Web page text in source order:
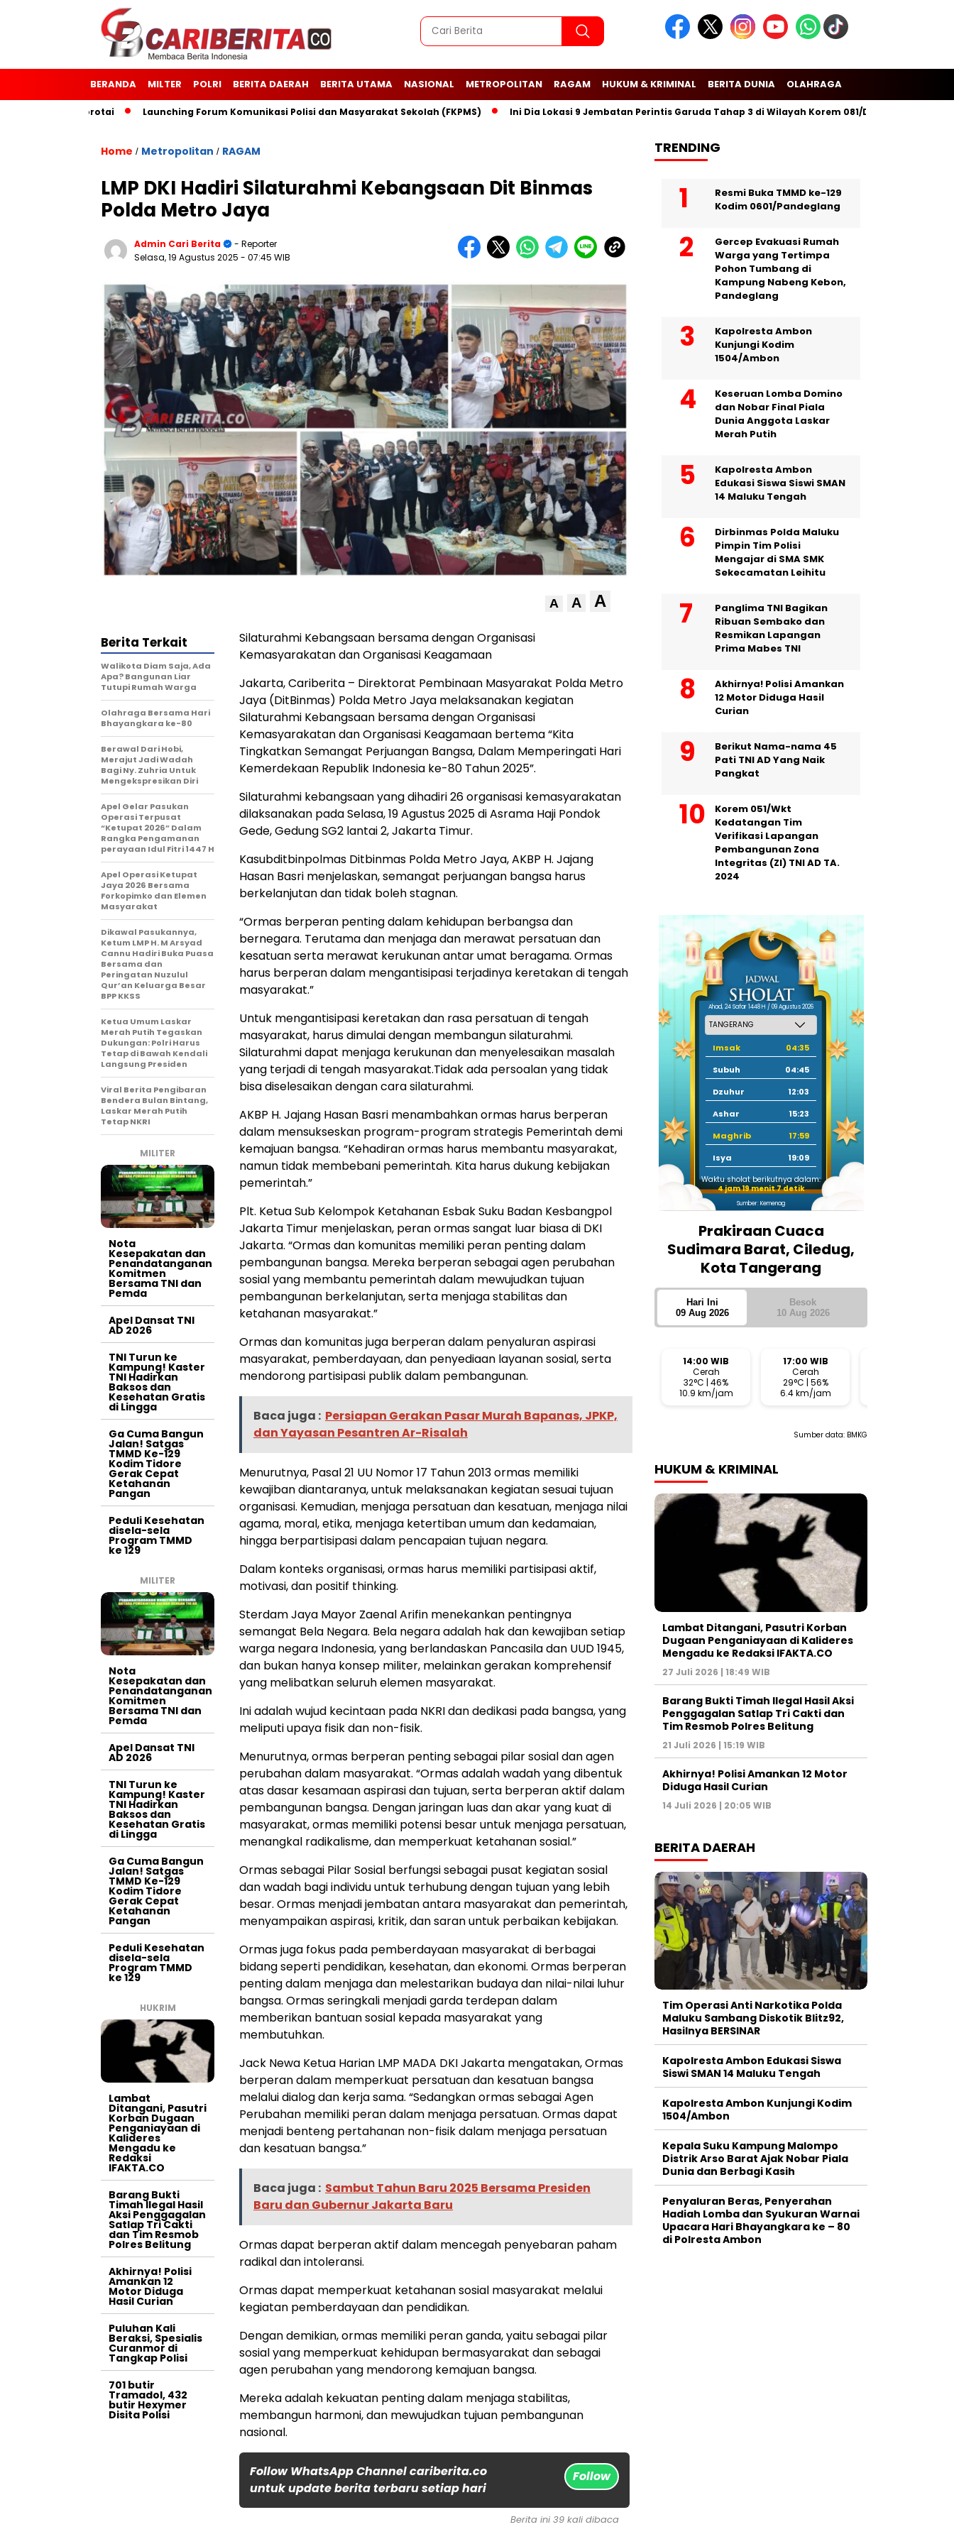
BERANDA MILTER POLRI BERITA DAERAH BERITA UTAMA NASIONAL METROPOLITAN RAGAM HUKUM & KRIMINAL BERITA DUNIA OLAHRAGA
Launching Forum Komunikasi Polisi dan Masyarakat Sekolah (FKPMS) Ini Dia Lokasi 9 Jembatan Perintis Garuda Tahap 3 di Wilayah Korem 081/Dsj Puslitbang Polri
Home / Metropolitan / RAGAM
LMP DKI Hadiri Silaturahmi Kebangsaan Dit Binmas
Polda Metro Jaya
Admin Cari Berita
- Reporter
Selasa, 19 Agustus 2025 - 07:45 WIB
A A A
Silaturahmi Kebangsaan bersama dengan Organisasi
Kemasyarakatan dan Organisasi Keagamaan
Jakarta, Cariberita – Direktorat Pembinaan Masyarakat Polda Metro
Jaya (DitBinmas) Polda Metro Jaya melaksanakan kegiatan
Silaturahmi Kebangsaan bersama dengan Organisasi
Kemasyarakatan dan Organisasi Keagamaan bertema “Kita
Tingkatkan Semangat Perjuangan Bangsa, Dalam Memperingati Hari
Kemerdekaan Republik Indonesia ke-80 Tahun 2025”.
Silaturahmi kebangsaan yang dihadiri 26 organisasi kemasyarakatan
dilaksanakan pada Selasa, 19 Agustus 2025 di Asrama Haji Pondok
Gede, Gedung SG2 lantai 2, Jakarta Timur.
Kasubditbinpolmas Ditbinmas Polda Metro Jaya, AKBP H. Jajang
Hasan Basri menjelaskan, semangat perjuangan bangsa harus
berkelanjutan dan tidak boleh stagnan.
“Ormas berperan penting dalam kehidupan berbangsa dan
bernegara. Terutama dan menjaga dan merawat persatuan dan
kesatuan serta merawat kerukunan antar umat beragama. Ormas
harus berperan dalam mengantisipasi terjadinya keretakan di tengah
masyarakat.”
Untuk mengantisipasi keretakan dan rasa persatuan di tengah
masyarakat, harus dimulai dengan membangun silaturahmi.
Silaturahmi dapat menjaga kerukunan dan menyelesaikan masalah
yang terjadi di tengah masyarakat.Tidak ada persoalan yang tidak
bisa diselesaikan dengan cara silaturahmi.
AKBP H. Jajang Hasan Basri menambahkan ormas harus berperan
dalam mensukseskan program-program strategis Pemerintah demi
kemajuan bangsa. “Kehadiran ormas harus membantu masyarakat,
namun tidak membebani pemerintah. Kita harus dukung kebijakan
pemerintah.”
Plt. Ketua Sub Kelompok Ketahanan Esbak Suku Badan Kesbangpol
Jakarta Timur menjelaskan, peran ormas sangat luar biasa di DKI
Jakarta. “Ormas dan komunitas memiliki peran penting dalam
pembangunan bangsa. Mereka berperan sebagai agen perubahan
sosial yang membantu pemerintah dalam mewujudkan tujuan
pembangunan berkelanjutan, serta menjaga stabilitas dan
ketahanan masyarakat.”
Ormas dan komunitas juga berperan dalam penyaluran aspirasi
masyarakat, pemberdayaan, dan penyediaan layanan sosial, serta
mendorong partisipasi publik dalam pembangunan.
Baca juga : Persiapan Gerakan Pasar Murah Bapanas, JPKP,
dan Yayasan Pesantren Ar-Risalah
Menurutnya, Pasal 21 UU Nomor 17 Tahun 2013 ormas memiliki
kewajiban diantaranya, untuk melaksanakan kegiatan sesuai tujuan
organisasi. Kemudian, menjaga persatuan dan kesatuan, menjaga nilai
agama, moral, etika, menjaga ketertiban umum dan kedamaian,
hingga berpartisipasi dalam pencapaian tujuan negara.
Dalam konteks organisasi, ormas harus memiliki partisipasi aktif,
motivasi, dan positif thinking.
Sterdam Jaya Mayor Zaenal Arifin menekankan pentingnya
semangat Bela Negara. Bela negara adalah hak dan kewajiban setiap
warga negara Indonesia, yang berlandaskan Pancasila dan UUD 1945,
dan bukan hanya konsep militer, melainkan gerakan komprehensif
yang melibatkan seluruh elemen masyarakat.
Ini adalah wujud kecintaan pada NKRI dan dedikasi pada bangsa, yang
meliputi upaya fisik dan non-fisik.
Menurutnya, ormas berperan penting sebagai pilar sosial dan agen
perubahan dalam masyarakat. “Ormas adalah wadah yang dibentuk
atas dasar kesamaan aspirasi dan tujuan, serta berperan aktif dalam
pembangunan bangsa. Dengan jaringan luas dan akar yang kuat di
masyarakat, ormas memiliki potensi besar untuk menjaga persatuan,
menangkal radikalisme, dan memperkuat ketahanan sosial.”
Ormas sebagai Pilar Sosial berfungsi sebagai pusat kegiatan sosial
dan wadah bagi individu untuk terhubung dengan tujuan yang lebih
besar. Ormas menjadi jembatan antara masyarakat dan pemerintah,
menyampaikan aspirasi, kritik, dan saran untuk perbaikan kebijakan.
Ormas juga fokus pada pemberdayaan masyarakat di berbagai
bidang seperti pendidikan, kesehatan, dan ekonomi. Ormas berperan
penting dalam menjaga dan melestarikan budaya dan nilai-nilai luhur
bangsa. Ormas seringkali menjadi garda terdepan dalam
memberikan bantuan sosial kepada masyarakat yang
membutuhkan.
Jack Newa Ketua Harian LMP MADA DKI Jakarta mengatakan, Ormas
berperan dalam memperkuat persatuan dan kesatuan bangsa
melalui dialog dan kerja sama. “Sedangkan ormas sebagai Agen
Perubahan memiliki peran dalam menjaga persatuan. Ormas dapat
menjadi benteng pertahanan non-fisik dalam menjaga persatuan
dan kesatuan bangsa.”
Baca juga : Sambut Tahun Baru 2025 Bersama Presiden
Baru dan Gubernur Jakarta Baru
Ormas dapat berperan aktif dalam mencegah penyebaran paham
radikal dan intoleransi.
Ormas dapat memperkuat ketahanan sosial masyarakat melalui
kegiatan pemberdayaan dan pendidikan.
Dengan demikian, ormas memiliki peran ganda, yaitu sebagai pilar
sosial yang memperkuat kehidupan bermasyarakat dan sebagai
agen perubahan yang mendorong kemajuan bangsa.
Mereka adalah kekuatan penting dalam menjaga stabilitas,
membangun harmoni, dan mewujudkan tujuan pembangunan
nasional.
Follow WhatsApp Channel cariberita.co
untuk update berita terbaru setiap hari
Follow
Berita Terkait
Walikota Diam Saja, Ada
Apa? Bangunan Liar
Tutupi Rumah Warga
Olahraga Bersama Hari
Bhayangkara ke-80
Berawal Dari Hobi,
Merajut Jadi Wadah
Bagi Ny. Zuhria Untuk
Mengekspresikan Diri
Apel Gelar Pasukan
Operasi Terpusat
“Ketupat 2026” Dalam
Rangka Pengamanan
perayaan Idul Fitri 1447 H
Apel Operasi Ketupat
Jaya 2026 Bersama
Forkopimko dan Elemen
Masyarakat
Dikawal Pasukannya,
Ketum LMP H. M Arsyad
Cannu Hadiri Buka Puasa
Bersama dan
Peringatan Nuzulul
Qur’an Keluarga Besar
BPP KKSS
Ketua Umum Laskar
Merah Putih Tegaskan
Dukungan: Polri Harus
Tetap di Bawah Kendali
Langsung Presiden
Viral Berita Pengibaran
Bendera Bulan Bintang,
Laskar Merah Putih
Tetap NKRI
MILITER
Nota
Kesepakatan dan
Penandatanganan
Komitmen
Bersama TNI dan
Pemda
Apel Dansat TNI
AD 2026
TNI Turun ke
Kampung! Kaster
TNI Hadirkan
Baksos dan
Kesehatan Gratis
di Lingga
Ga Cuma Bangun
Jalan! Satgas
TMMD Ke-129
Kodim Tidore
Gerak Cepat
Ketahanan
Pangan
Peduli Kesehatan
disela-sela
Program TMMD
ke 129
MILITER
Nota
Kesepakatan dan
Penandatanganan
Komitmen
Bersama TNI dan
Pemda
Apel Dansat TNI
AD 2026
TNI Turun ke
Kampung! Kaster
TNI Hadirkan
Baksos dan
Kesehatan Gratis
di Lingga
Ga Cuma Bangun
Jalan! Satgas
TMMD Ke-129
Kodim Tidore
Gerak Cepat
Ketahanan
Pangan
Peduli Kesehatan
disela-sela
Program TMMD
ke 129
HUKRIM
Lambat
Ditangani, Pasutri
Korban Dugaan
Penganiayaan di
Kalideres
Mengadu ke
Redaksi
IFAKTA.CO
Barang Bukti
Timah Ilegal Hasil
Aksi Penggagalan
Satlap Tri Cakti
dan Tim Resmob
Polres Belitung
Akhirnya! Polisi
Amankan 12
Motor Diduga
Hasil Curian
Puluhan Kali
Beraksi, Spesialis
Curanmor di
Tangkap Polisi
701 butir
Tramadol, 432
butir Hexymer
Disita Polisi
Berita ini 39 kali dibaca
TRENDING
Resmi Buka TMMD ke-129
Kodim 0601/Pandeglang
Gercep Evakuasi Rumah
Warga yang Tertimpa
Pohon Tumbang di
Kampung Nabeng Kebon,
Pandeglang
Kapolresta Ambon
Kunjungi Kodim
1504/Ambon
Keseruan Lomba Domino
dan Nobar Final Piala
Dunia Anggota Laskar
Merah Putih
Kapolresta Ambon
Edukasi Siswa Siswi SMAN
14 Maluku Tengah
Dirbinmas Polda Maluku
Pimpin Tim Polisi
Mengajar di SMA SMK
Sekecamatan Leihitu
Panglima TNI Bagikan
Ribuan Sembako dan
Resmikan Lapangan
Prima Mabes TNI
Akhirnya! Polisi Amankan
12 Motor Diduga Hasil
Curian
Berikut Nama-nama 45
Pati TNI AD Yang Naik
Pangkat
Korem 051/Wkt
Kedatangan Tim
Verifikasi Lapangan
Pembangunan Zona
Integritas (ZI) TNI AD TA.
2024
Ahad, 24 Safar 1448 H / 09 Agustus 2026
Imsak
04:35
Subuh
04:45
Dzuhur
12:03
Ashar
15:23
Maghrib
17:59
Isya
19:09
Waktu sholat berikutnya dalam:
4 jam 19 menit 6 detik
Sumber: Kemenag
Prakiraan Cuaca
Sudimara Barat, Ciledug,
Kota Tangerang
Hari Ini
09 Aug 2026
Besok
10 Aug 2026
14:00 WIB
Cerah
32°C | 46%
10.9 km/jam
17:00 WIB
Cerah
29°C | 56%
6.4 km/jam
Sumber data: BMKG
HUKUM & KRIMINAL
Lambat Ditangani, Pasutri Korban
Dugaan Penganiayaan di Kalideres
Mengadu ke Redaksi IFAKTA.CO
27 Juli 2026 | 18:49 WIB
Barang Bukti Timah Ilegal Hasil Aksi
Penggagalan Satlap Tri Cakti dan
Tim Resmob Polres Belitung
21 Juli 2026 | 15:19 WIB
Akhirnya! Polisi Amankan 12 Motor
Diduga Hasil Curian
14 Juli 2026 | 20:05 WIB
BERITA DAERAH
Tim Operasi Anti Narkotika Polda
Maluku Sambang Diskotik Blitz92,
Hasilnya BERSINAR
Kapolresta Ambon Edukasi Siswa
Siswi SMAN 14 Maluku Tengah
Kapolresta Ambon Kunjungi Kodim
1504/Ambon
Kepala Suku Kampung Malompo
Distrik Arso Barat Ajak Nobar Piala
Dunia dan Berbagi Kasih
Penyaluran Beras, Penyerahan
Hadiah Lomba dan Syukuran Warnai
Upacara Hari Bhayangkara ke – 80
di Polresta Ambon